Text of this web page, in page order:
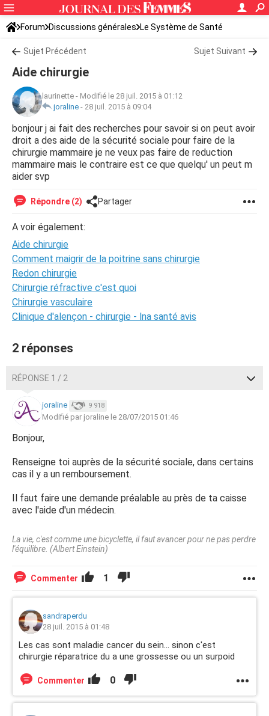
Forum Discussions générales Le Système de Santé
Sujet Précédent Sujet Suivant
Aide chirurgie
laurinette - Modifié le 28 juil. 2015 à 01:12
joraline - 28 juil. 2015 à 09:04
bonjour j ai fait des recherches pour savoir si on peut avoir
droit a des aide de la sécurité sociale pour faire de la
chirurgie mammaire je ne veux pas faire de reduction
mammaire mais le contraire est ce que quelqu' un peut m
aider svp
Répondre (2) Partager
A voir également:
Aide chirurgie
Comment maigrir de la poitrine sans chirurgie
Redon chirurgie
Chirurgie réfractive c'est quoi
Chirurgie vasculaire
Clinique d'alençon - chirurgie - lna santé avis
2 réponses
RÉPONSE 1 / 2
joraline 9 918
Modifié par joraline le 28/07/2015 01:46
Bonjour,
Renseigne toi auprès de la sécurité sociale, dans certains
cas il y a un remboursement.
Il faut faire une demande préalable au près de ta caisse
avec l'aide d'un médecin.
La vie, c'est comme une bicyclette, il faut avancer pour ne pas perdre
l'équilibre. (Albert Einstein)
Commenter 1
sandraperdu
28 juil. 2015 à 01:48
Les cas sont maladie cancer du sein... sinon c'est
chirurgie réparatrice du a une grossesse ou un surpoid
Commenter 0